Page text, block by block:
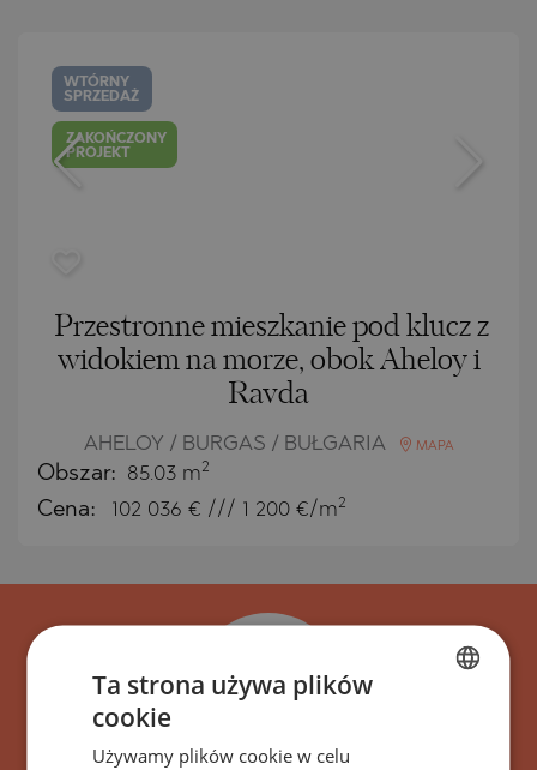
WTÓRNY
SPRZEDAŻ
ZAKOŃCZONY
PROJEKT
Przestronne mieszkanie pod klucz z
widokiem na morze, obok Aheloy i
Ravda
AHELOY / BURGAS / BUŁGARIA MAPA
Obszar: 85.03 m2
Cena: 102 036 € /// 1 200 €/m2
Ta strona używa plików
cookie
Używamy plików cookie w celu